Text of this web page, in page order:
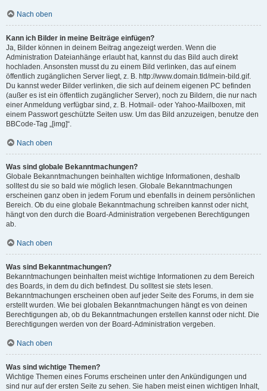
Nach oben
Kann ich Bilder in meine Beiträge einfügen?
Ja, Bilder können in deinem Beitrag angezeigt werden. Wenn die
Administration Dateianhänge erlaubt hat, kannst du das Bild auch direkt
hochladen. Ansonsten musst du zu einem Bild verlinken, das auf einem
öffentlich zugänglichen Server liegt, z. B. http://www.domain.tld/mein-bild.gif.
Du kannst weder Bilder verlinken, die sich auf deinem eigenen PC befinden
(außer es ist ein öffentlich zugänglicher Server), noch zu Bildern, die nur nach
einer Anmeldung verfügbar sind, z. B. Hotmail- oder Yahoo-Mailboxen, mit
einem Passwort geschützte Seiten usw. Um das Bild anzuzeigen, benutze den
BBCode-Tag „[img]“.
Nach oben
Was sind globale Bekanntmachungen?
Globale Bekanntmachungen beinhalten wichtige Informationen, deshalb
solltest du sie so bald wie möglich lesen. Globale Bekanntmachungen
erscheinen ganz oben in jedem Forum und ebenfalls in deinem persönlichen
Bereich. Ob du eine globale Bekanntmachung schreiben kannst oder nicht,
hängt von den durch die Board-Administration vergebenen Berechtigungen
ab.
Nach oben
Was sind Bekanntmachungen?
Bekanntmachungen beinhalten meist wichtige Informationen zu dem Bereich
des Boards, in dem du dich befindest. Du solltest sie stets lesen.
Bekanntmachungen erscheinen oben auf jeder Seite des Forums, in dem sie
erstellt wurden. Wie bei globalen Bekanntmachungen hängt es von deinen
Berechtigungen ab, ob du Bekanntmachungen erstellen kannst oder nicht. Die
Berechtigungen werden von der Board-Administration vergeben.
Nach oben
Was sind wichtige Themen?
Wichtige Themen eines Forums erscheinen unter den Ankündigungen und
sind nur auf der ersten Seite zu sehen. Sie haben meist einen wichtigen Inhalt,